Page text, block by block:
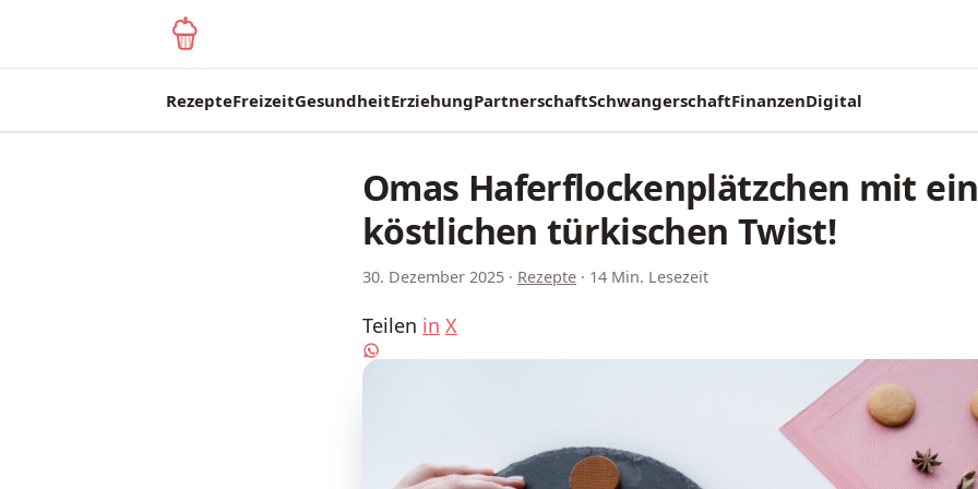
RezepteFreizeitGesundheitErziehungPartnerschaftSchwangerschaftFinanzenDigital
Omas Haferflockenplätzchen mit
köstlichen türkischen Twist!
30. Dezember 2025 · Rezepte · 14 Min. Lesezeit
Teilen in X